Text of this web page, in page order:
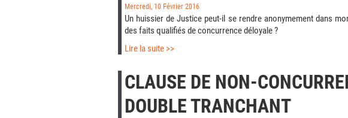
Mercredi, 10 Février 2016
Un huissier de Justice peut-il se rendre anonymement dans
des faits qualifiés de concurrence déloyale ?
Lire la suite >>
CLAUSE DE NON-
DOUBLE TRANCHANT